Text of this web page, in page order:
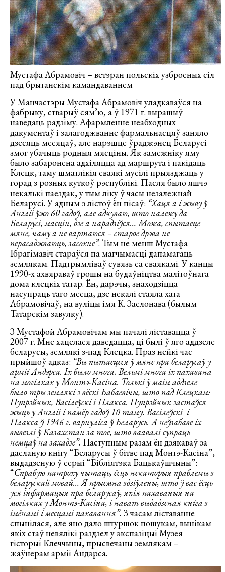
Мустафа Абрамовіч – ветэран польскіх узброеных сіл
пад брытанскім камандаваннем
У Манчэстэры Мустафа Абрамовіч уладкаваўся на
фабрыку, стварыў сям’ю, а ў 1971 г. вырашыў
наведаць радзіму. Афармленне неабходных
дакументаў і залагоджванне фармальнасцяў заняло
дзесяць месяцаў, але нарэшце ўраджэнец Беларусі
змог убачыць родныя мясціны. Як замежніку яму
было забаронена адхіляцца ад маршрута і пакідаць
Клецк, таму шматлікія сваякі мусілі прыязджаць у
горад з розных куткоў рэспублікі. Пасля было яшчэ
некалькі паездак, у тым ліку ў часы незалежнай
Беларусі. У адным з лістоў ён пісаў: “Хаця я і жыву ў
Англіі ўжо 60 гадоў, але адчуваю, што належу да
Беларусі, мясцін, дзе я нарадзіўся… Можа, спытаеце
мяне, чаму я не вяртаюся – старое дрэва не
перасаджваюць, засохне”. Тым не менш Мустафа
Ібрагімавіч стараўся па магчымасці дапамагаць
землякам. Падтрымліваў сувязь са сваякамі. У канцы
1990-х ахвяраваў грошы на будаўніцтва малітоўнага
дома клецкіх татар. Ён, дарэчы, знаходзіцца
насупраць таго месца, дзе некалі стаяла хата
Абрамовічаў, на вуліцы імя К. Заслонава (былым
Татарскім завулку).
З Мустафой Абрамовічам мы пачалі ліставацца ў
2007 г. Мне хацелася даведацца, ці былі ў яго аддзеле
беларусы, землякі з-пад Клецка. Праз нейкі час
прыйшоў адказ: “Вы пытаецеся ў мяне пра беларусаў у
арміі Андэрса. Іх было многа. Вельмі многа іх пахавана
на могілках у Монтэ-Касіна. Толькі ў маім аддзеле
было тры землякі з вёскі Бабаевічы, што пад Клецкам:
Нупрэйчык, Васілеўскі і Плакса. Нупрэйчык застаўся
жыць у Англіі і памёр гадоў 10 таму. Васілеўскі і
Плакса ў 1946 г. вярнуліся ў Беларусь. А неўзабаве іх
вывезлі ў Казахстан за тое, што ваявалі супраць
немцаў на захадзе”. Наступным разам ён дзякаваў за
дасланую кнігу “Беларусы ў бітве пад Монтэ-Касіна”,
выдадзеную ў серыі “Бібліятэка Бацькаўшчыны”:
“Спрабую патроху чытаць, ёсць некаторыя праблемы з
беларускай мовай… Я прыемна здзіўлены, што ў вас ёсць
уся інфармацыя пра беларусаў, якія пахаваныя на
могілках у Монтэ-Касіна, і нават выдадзеная кніга з
імёнамі і месцамі пахавання”. З часам ліставанне
спынілася, але яно дало штуршок пошукам, вынікам
якіх стаў невялікі раздзел у экспазіцыі Музея
гісторыі Клеччыны, прысвечаны землякам –
жаўнерам арміі Андэрса.